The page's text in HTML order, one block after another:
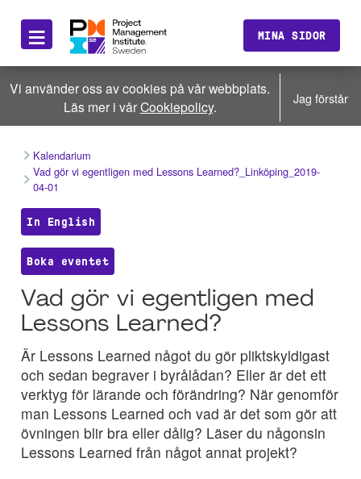
≡ MINA SIDOR
Vi använder oss av cookies på vår webbplats.
Läs mer i vårCookiepolicy. Jag förstår
Kalendarium
Vad gör vi egentligen med Lessons Learned?_Linköping_2019-
04-01
In English
Boka eventet
Vad gör vi egentligen med
Lessons Learned?
Är Lessons Learned något du gör pliktskyldigast
och sedan begraver i byrålådan? Eller är det ett
verktyg för lärande och förändring? När genomför
man Lessons Learned och vad är det som gör att
övningen blir bra eller dålig? Läser du någonsin
Lessons Learned från något annat projekt?